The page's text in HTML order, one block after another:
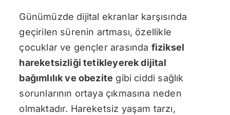
Günümüzde dijital ekranlar karşısında
geçirilen sürenin artması, özellikle
çocuklar ve gençler arasında fiziksel
hareketsizliği tetikleyerek dijital
bağımlılık ve obezite gibi ciddi sağlık
sorunlarının ortaya çıkmasına neden
olmaktadır. Hareketsiz yaşam tarzı,